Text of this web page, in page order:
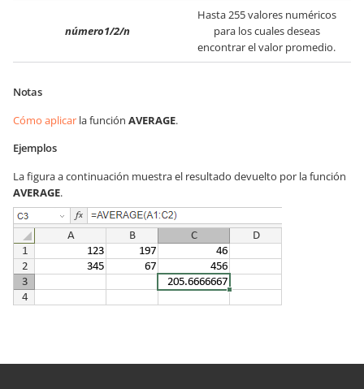
número1/2/n
Hasta 255 valores numéricos
para los cuales deseas
encontrar el valor promedio.
Notas
Cómo aplicar la función AVERAGE.
Ejemplos
La figura a continuación muestra el resultado devuelto por la función
AVERAGE.